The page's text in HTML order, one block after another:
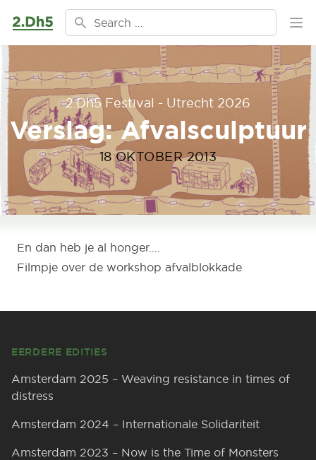
Ga naar de inhoud
Search for:
2.Dh5 Festival - Utrecht 2026
Verslag: Afvalsculptuur
18 OKTOBER 2013
En dan heb je al honger….
Filmpje over de workshop afvalblokkade
EERDERE EDITIES
Amsterdam 2025 – Weaving resistance in times of
distress
Amsterdam 2024 – Internationale Solidariteit
Amsterdam 2023 – Now is the Time of Monsters